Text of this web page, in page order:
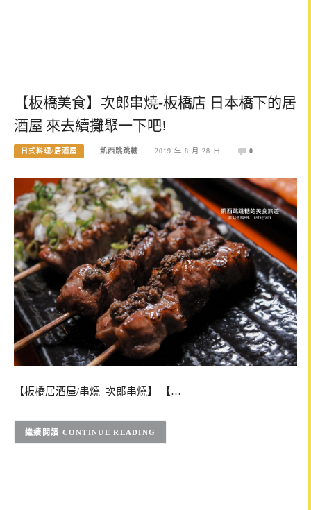
【板橋美食】次郎串燒-板橋店 日本橋下的居
酒屋 來去續攤聚一下吧!
日式料理/居酒屋 凱西跳跳糖 2019 年 8 月 28 日 0
【板橋居酒屋/串燒 次郎串燒】 【…
CONTINUE READING